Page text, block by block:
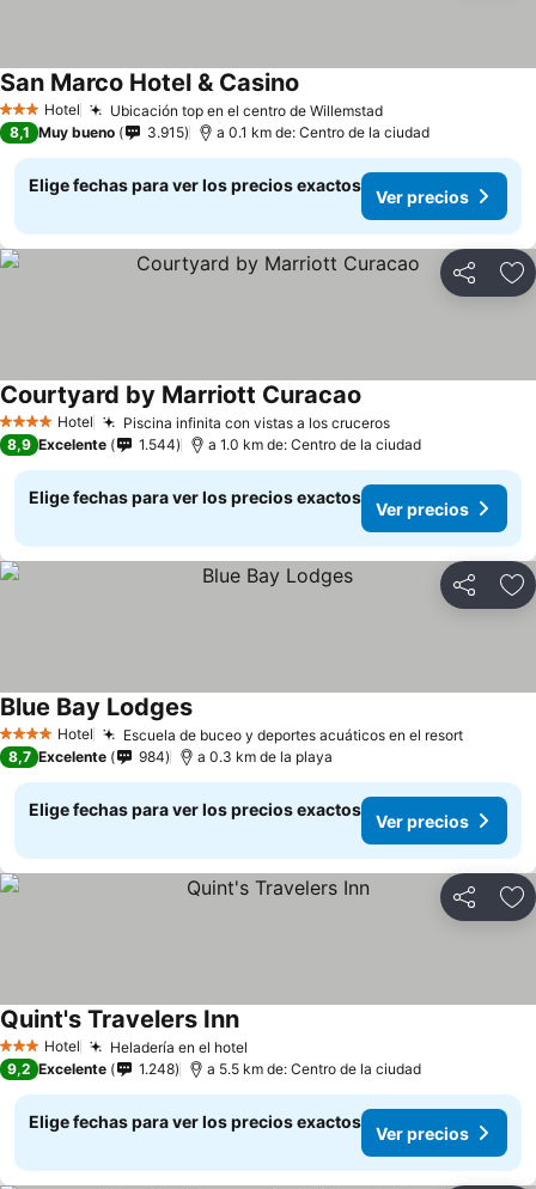
3 Estrellas
Hotel Ubicación top en el centro de Willemstad
San Marco Hotel & Casino
8,1 Muy bueno 3.915 a 0.1 km de: Centro de la ciudad
Elige fechas para ver los precios exactos
Ver precios
Compartir
4 EstrellasHotel Piscina infinita con vistas a los cruceros
Courtyard by Marriott Curacao
8,9 Excelente 1.544 a 1.0 km de: Centro de la ciudad
Elige fechas para ver los precios exactos
Ver precios
Compartir
4 EstrellasHotel Escuela de buceo y deportes acuáticos en el resort
Blue Bay Lodges
8,7 Excelente 984 a 0.3 km de la playa
Elige fechas para ver los precios exactos
Ver precios
Compartir
3 Estrellas
Hotel Heladería en el hotel
Quint's Travelers Inn
9,2 Excelente 1.248 a 5.5 km de: Centro de la ciudad
Elige fechas para ver los precios exactos
Ver precios